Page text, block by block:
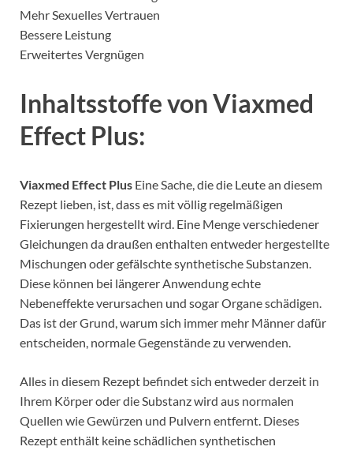
Mehr Sexuelles Vertrauen
Bessere Leistung
Erweitertes Vergnügen
Inhaltsstoffe von Viaxmed
Effect Plus:
Viaxmed Effect Plus Eine Sache, die die Leute an diesem
Rezept lieben, ist, dass es mit völlig regelmäßigen
Fixierungen hergestellt wird. Eine Menge verschiedener
Gleichungen da draußen enthalten entweder hergestellte
Mischungen oder gefälschte synthetische Substanzen.
Diese können bei längerer Anwendung echte
Nebeneffekte verursachen und sogar Organe schädigen.
Das ist der Grund, warum sich immer mehr Männer dafür
entscheiden, normale Gegenstände zu verwenden.
Alles in diesem Rezept befindet sich entweder derzeit in
Ihrem Körper oder die Substanz wird aus normalen
Quellen wie Gewürzen und Pulvern entfernt. Dieses
Rezept enthält keine schädlichen synthetischen